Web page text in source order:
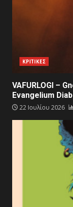
ΚΡΙΤΙΚΕΣ
VAFURLOGI –
Evangelium
22 Ιουλίου 2026